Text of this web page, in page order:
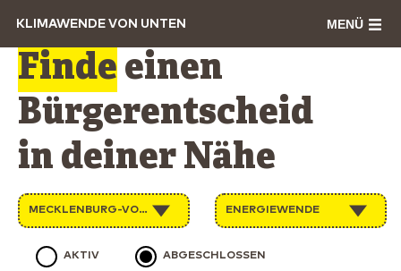
KLIMAWENDE VON UNTEN MENÜ
Finde einen
Bürgerentscheid
in deiner Nähe
MECKLENBURG-VORPOMMERN ENERGIEWENDE
AKTIV ABGESCHLOSSEN